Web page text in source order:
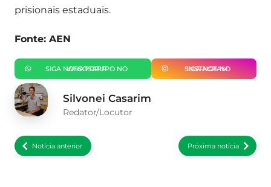
prisionais estaduais.
Fonte: AEN
SIGA NOSSO GRUPO NO WHATSAPP SIGA-NOS NO INSTAGRAM
Silvonei Casarim
Redator/Locutor
Notícia anterior Próxima notícia